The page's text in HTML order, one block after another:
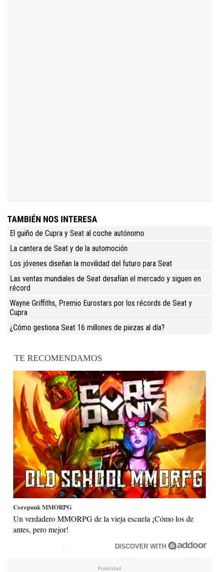
TAMBIÉN NOS INTERESA
El guiño de Cupra y Seat al coche autónomo
La cantera de Seat y de la automoción
Los jóvenes diseñan la movilidad del futuro para Seat
Las ventas mundiales de Seat desafían el mercado y siguen en
récord
Wayne Griffiths, Premio Eurostars por los récords de Seat y
Cupra
¿Cómo gestiona Seat 16 millones de piezas al día?
TE RECOMENDAMOS
Corepunk MMORPG
Un verdadero MMORPG de la vieja escuela ¡Cómo los de
antes, pero mejor!
DISCOVER WITH